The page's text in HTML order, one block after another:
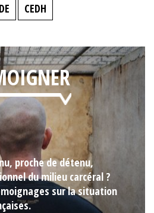
CEDH
proche de détenu,
du milieu carcéral ?
sur la situation